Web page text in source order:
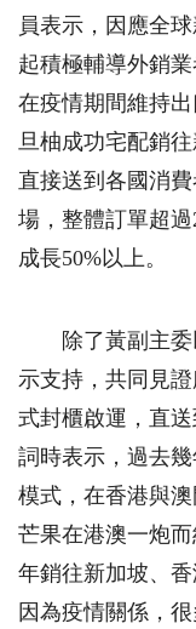
員表示，因應全
起積極輔導外銷
在疫情期間維持
旦柚成功宅配銷
直接送到各國消
場，整體訂單超
成長50%以上。
除了黃副主委
示支持，共同見
式封櫃啟運，直
詞時表示，過去
模式，在香港與
芒果在港澳一炮
年銷往新加坡、
因為疫情關係，